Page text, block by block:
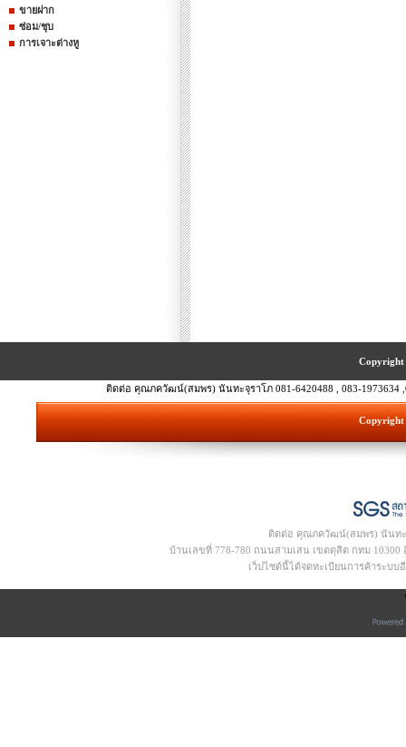
ขายฝาก
ซ่อม/ชุบ
การเจาะต่างหู
Copyright
ติดต่อ คุณภควัฒน์(สมพร) นันทะจุราโภ 081-6420488 , 083-1973634
Copyright
ติดต่อ คุณภควัฒน์(สมพร) นันทะจุ
บ้านเลขที่ 778-780 ถนนสามเสน เขตดุสิต กทม 10300 อี
เว็ปไซด์นี้ได้จดทะเบียนการค้าระบบ